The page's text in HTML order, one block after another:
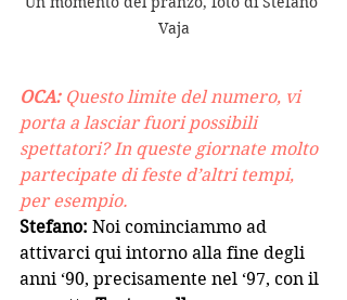
Vaja
OCA: Questo limite del numero, vi
porta a lasciar fuori possibili
spettatori? In queste giornate molto
partecipate di feste d’altri tempi,
per esempio.
Stefano: Noi cominciammo ad
attivarci qui intorno alla fine degli
anni ‘90, precisamente nel ‘97, con il